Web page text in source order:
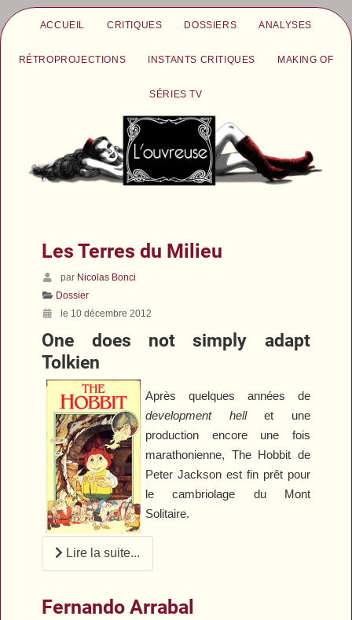
ACCUEIL CRITIQUES DOSSIERS ANALYSES
RÉTROPROJECTIONS INSTANTS CRITIQUES MAKING OF
SÉRIES TV
Les Terres du Milieu
par Nicolas Bonci
Dossier
le 10 décembre 2012
One does not simply adapt
Tolkien
Après quelques années de
development hellet une
production encore une fois
marathonienne, The Hobbit de
Peter Jackson est fin prêt pour
le cambriolage du Mont
Solitaire.
Lire la suite...
Fernando Arrabal